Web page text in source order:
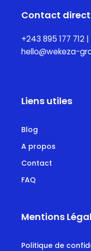
Contact direct
+243 895 177 712
hello@wekeza-
Liens utiles
Blog
A propos
Contact
FAQ
Mentions
Politique de